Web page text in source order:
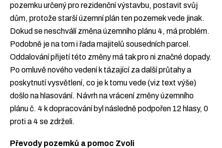
pozemku určený pro rezidenční výstavbu, postavit svůj
dům, protože starší územní plán ten pozemek vede jinak.
Dokud se neschválí změna územního plánu 4, má problém.
Podobně je na tom i řada majitelů sousedních parcel.
Oddalování přijetí této změny má tak pro ni značné dopady.
Po omluvě nového vedení k tázající za další průtahy a
poskytnutí vysvětlení, co je k tomu vede (viz text výše)
došlo na hlasování. Návrh na vrácení změny územního
plánu č. 4 k dopracování byl následně podpořen 12 hlasy, 0
proti a 4 se zdrželi.
Převody pozemků a pomoc Zvoli